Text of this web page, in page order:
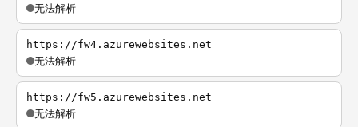
无法解析
https://fw4.azurewebsites.net
无法解析
https://fw5.azurewebsites.net
无法解析